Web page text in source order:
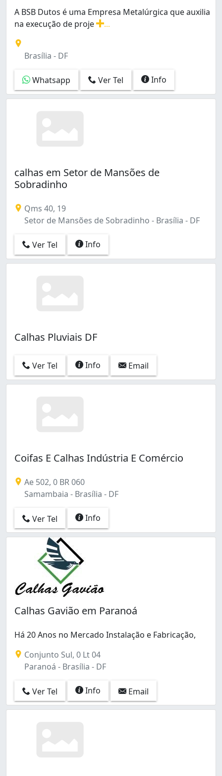
A BSB Dutos é uma Empresa Metalúrgica que auxilia
na execução de proje
Brasília - DF
Whatsapp Ver Tel Info
calhas em Setor de Mansões de
Sobradinho
Qms 40, 19
Setor de Mansões de Sobradinho - Brasília - DF
Ver Tel Info
Calhas Pluviais DF
Ver Tel Info Email
Coifas E Calhas Indústria E Comércio
Ae 502, 0 BR 060
Samambaia - Brasília - DF
Ver Tel Info
Calhas Gavião em Paranoá
Há 20 Anos no Mercado Instalação e Fabricação,
Conjunto Sul, 0 Lt 04
Paranoá - Brasília - DF
Ver Tel Info Email